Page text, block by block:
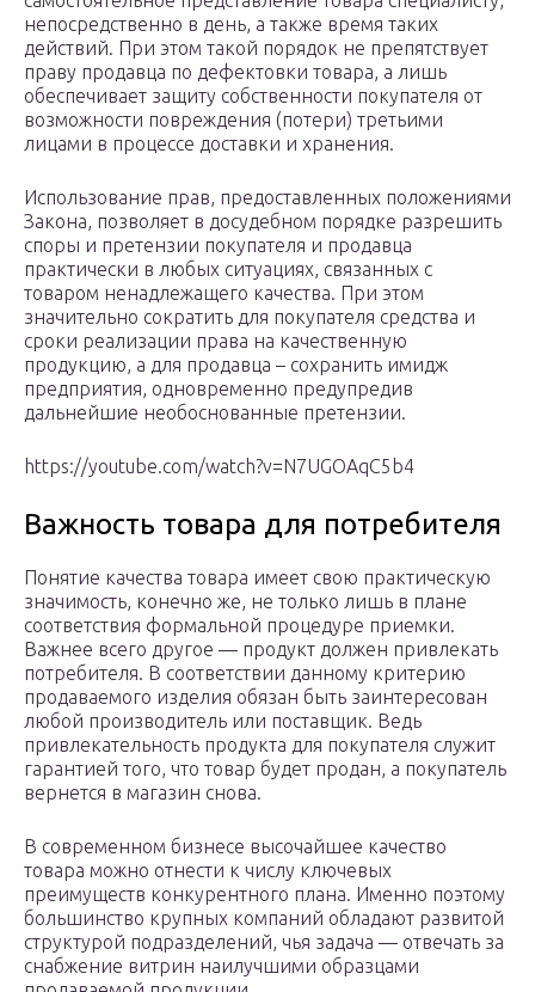
непосредственно в день, а также время таких
действий. При этом такой порядок не препятствует
праву продавца по дефектовки товара, а лишь
обеспечивает защиту собственности покупателя от
возможности повреждения (потери) третьими
лицами в процессе доставки и хранения.
Использование прав, предоставленных положениями
Закона, позволяет в досудебном порядке разрешить
споры и претензии покупателя и продавца
практически в любых ситуациях, связанных с
товаром ненадлежащего качества. При этом
значительно сократить для покупателя средства и
сроки реализации права на качественную
продукцию, а для продавца – сохранить имидж
предприятия, одновременно предупредив
дальнейшие необоснованные претензии.
https://youtube.com/watch?v=N7UGOAqC5b4
Важность товара для потребителя
Понятие качества товара имеет свою практическую
значимость, конечно же, не только лишь в плане
соответствия формальной процедуре приемки.
Важнее всего другое — продукт должен привлекать
потребителя. В соответствии данному критерию
продаваемого изделия обязан быть заинтересован
любой производитель или поставщик. Ведь
привлекательность продукта для покупателя служит
гарантией того, что товар будет продан, а покупатель
вернется в магазин снова.
В современном бизнесе высочайшее качество
товара можно отнести к числу ключевых
преимуществ конкурентного плана. Именно поэтому
большинство крупных компаний обладают развитой
структурой подразделений, чья задача — отвечать за
снабжение витрин наилучшими образцами